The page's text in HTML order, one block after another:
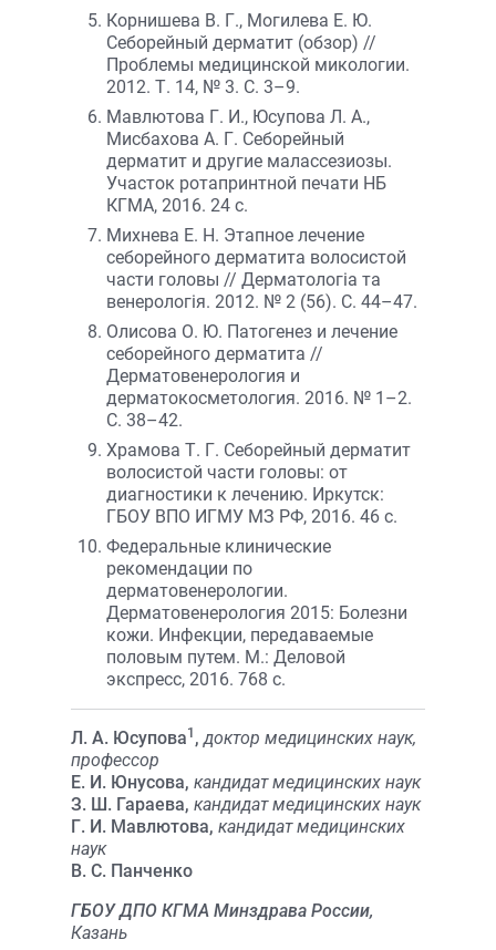
Корнишева В. Г., Могилева Е. Ю.
Себорейный дерматит (обзор) //
Проблемы медицинской микологии.
2012. Т. 14, № 3. С. 3–9.
Мавлютова Г. И., Юсупова Л. А.,
Мисбахова А. Г. Себорейный
дерматит и другие малассезиозы.
Участок ротапринтной печати НБ
КГМА, 2016. 24 с.
Михнева Е. Н. Этапное лечение
себорейного дерматита волосистой
части головы // Дерматологiа та
венерологiя. 2012. № 2 (56). С. 44–47.
Олисова О. Ю. Патогенез и лечение
себорейного дерматита //
Дерматовенерология и
дерматокосметология. 2016. № 1–2.
С. 38–42.
Храмова Т. Г. Себорейный дерматит
волосистой части головы: от
диагностики к лечению. Иркутск:
ГБОУ ВПО ИГМУ МЗ РФ, 2016. 46 с.
Федеральные клинические
рекомендации по
дерматовенерологии.
Дерматовенерология 2015: Болезни
кожи. Инфекции, передаваемые
половым путем. М.: Деловой
экспресс, 2016. 768 с.
Л. А. Юсупова1 , доктор медицинских наук,
профессор
Е. И. Юнусова, кандидат медицинских наук
З. Ш. Гараева, кандидат медицинских наук
Г. И. Мавлютова, кандидат медицинских
наук
В. С. Панченко
ГБОУ ДПО КГМА Минздрава России,
Казань